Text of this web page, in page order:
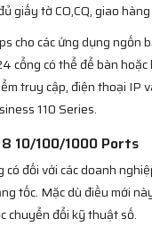
giấy tờ CO,CQ, giao
cho các ứng dụng ngốn
cổng có thể để bàn
truy cập, điện thoại IP
110 Series.
8 10/100/1000 Ports
đối với các doanh
tốc. Mặc dù điều mới
chuyển đổi kỹ thuật số.